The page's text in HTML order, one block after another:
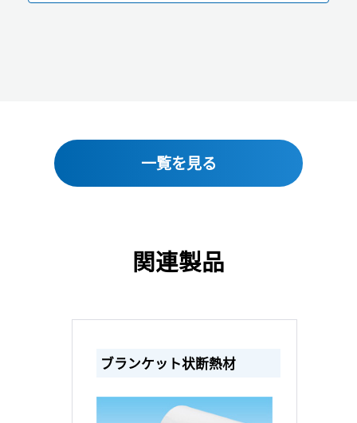
一覧を見る
関連製品
ブランケット状断熱材